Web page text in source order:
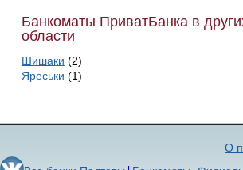
Банкоматы ПриватБанка в
области
Шишаки (2)
Яреськи (1)
О